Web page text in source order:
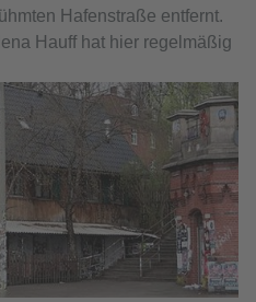
Hafenstraße entfernt.
Hauff hat hier regelmäßig